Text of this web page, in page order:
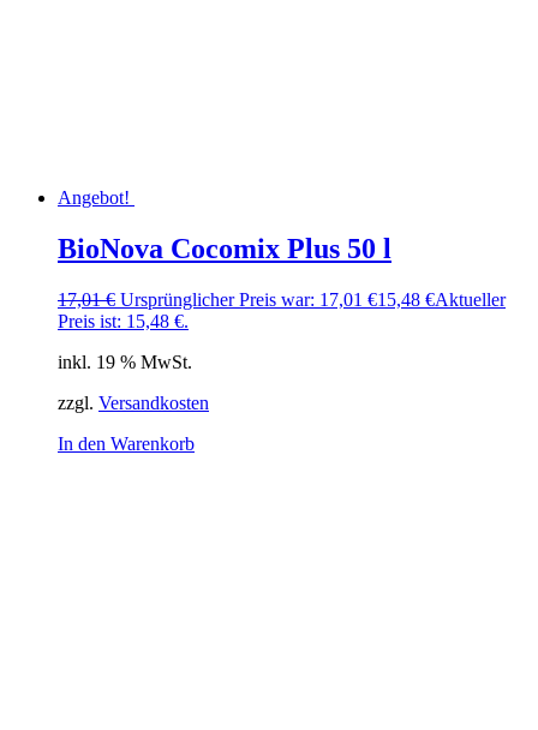
Angebot!
BioNova Cocomix Plus 50 l
17,01€ Ursprünglicher Preis war: 17,01 €15,48 €Aktueller
Preis ist: 15,48 €.
inkl. 19 % MwSt.
zzgl. Versandkosten
In den Warenkorb